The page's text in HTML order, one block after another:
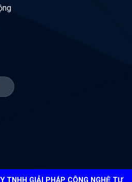
TNHH GIẢI PHÁP CÔNG NGHỆ TỰ